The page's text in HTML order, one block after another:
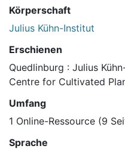
Körperschaft
Julius Kühn-Institut
Erschienen
Quedlinburg : Julius
Centre for Cultivated
Umfang
1 Online-Ressource (9
Sprache